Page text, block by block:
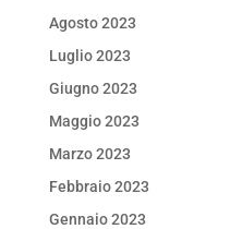
Agosto 2023
Luglio 2023
Giugno 2023
Maggio 2023
Marzo 2023
Febbraio 2023
Gennaio 2023